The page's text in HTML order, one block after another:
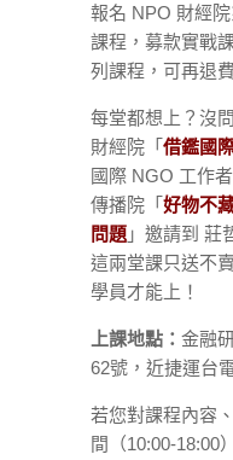
報名 NPO 財經
課程，募款實戰
列課程，可再退
每堂都想上？沒
財經院「 借鑑國
國際 NGO 工作者
傳播院「 好物不
問題 」邀請到 莊
這兩堂課只送不
學員才能上！
上課地點： 金融
62號，近捷運台
若您對課程內容
間（10:00-18:00